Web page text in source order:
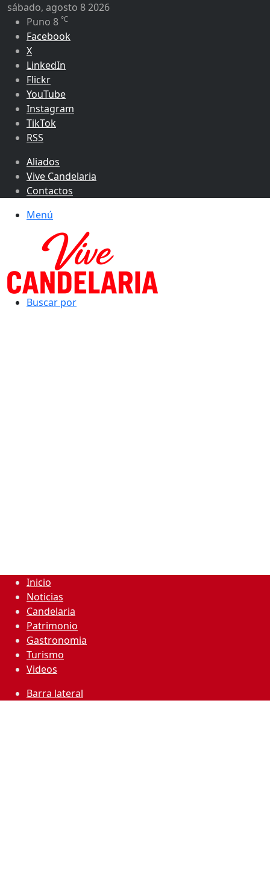
sábado, agosto 8 2026
Puno 8 ℃
Facebook
X
LinkedIn
Flickr
YouTube
Instagram
TikTok
RSS
Aliados
Vive Candelaria
Contactos
Menú
Buscar por
Inicio
Noticias
Candelaria
Patrimonio
Gastronomia
Turismo
Videos
Barra lateral